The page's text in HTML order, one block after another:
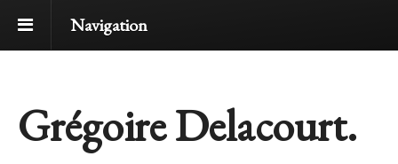
Navigation
Grégoire Delacourt.